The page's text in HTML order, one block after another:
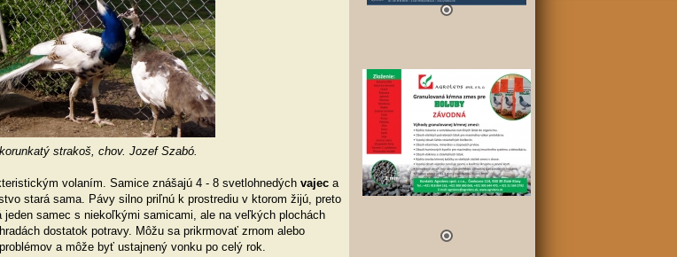
strakoš, chov. Jozef Szabó.
volaním. Samice znášajú 4 - 8 svetlohnedých vajec a
stará sama. Pávy silno priľnú k prostrediu v ktorom žijú, preto
samec s niekoľkými samicami, ale na veľkých plochách
dostatok potravy. Môžu sa prikrmovať zrnom alebo
a môže byť ustajnený vonku po celý rok.